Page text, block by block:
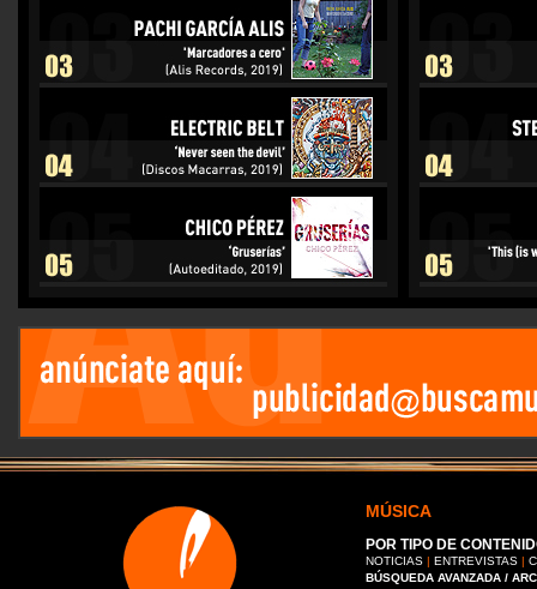
MÚSICA
POR TIPO DE
NOTICIAS | ENTREVISTAS |
BÚSQUEDA AVANZADA /